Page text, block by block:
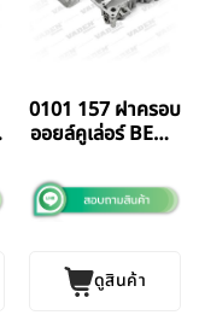
0101 157 ฝาครอบ
ออยล์คูเล่อร์ BENZ
TURKEY
ดูสินค้า